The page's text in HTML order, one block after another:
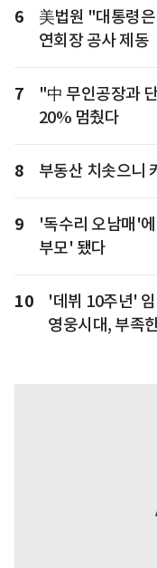
6
美법원 "대통령
연회장 공사 제동
7
"中 무인공장과
20% 멈췄다
8 부동산 치솟으니
9
'독수리 오남매'
부모' 됐다
10
'데뷔 10주년'
영웅시대, 부족